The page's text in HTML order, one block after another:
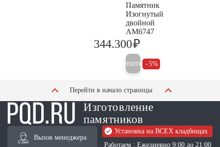
Памятник
Изогнутый
двойной
AM6747
344.300₽
Купить 5%
Перейти в начало страницы
Изготовление
памятников
Вызов менеджера
Установка на ВСЕХ кладбищах
Работаем : Ежедневно 9:00 до 21:00